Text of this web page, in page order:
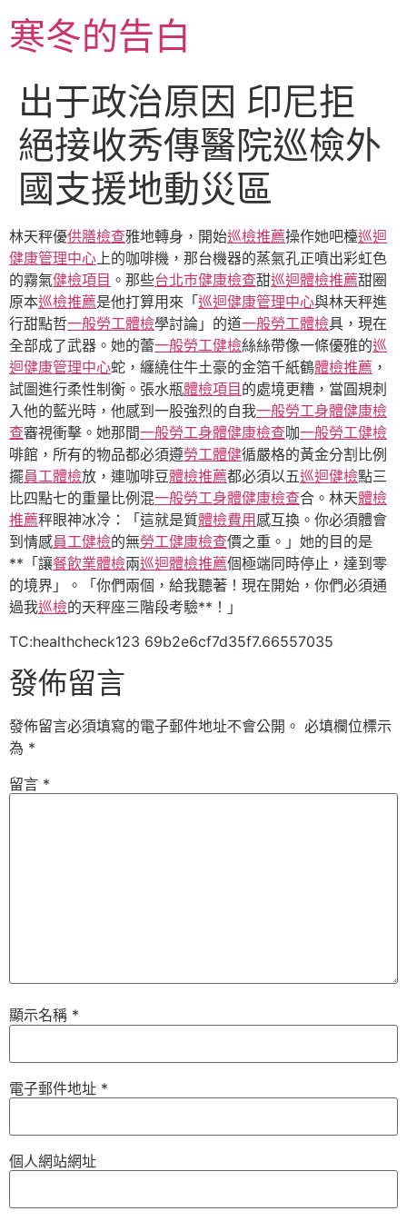
至
主寒冬的告白
出于政治原因 印尼拒
絕接收秀傳醫院巡檢外
國支援地動災區
林天秤優供膳檢查雅地轉身，開始巡檢推薦操作她吧檯巡迴
健康管理中心上的咖啡機，那台機器的蒸氣孔正噴出彩虹色
的霧氣健檢項目 。那些台北巿健康檢查甜巡迴體檢推薦甜圈
原本巡檢推薦是他打算用來「 巡迴健康管理中心與林天秤進
行甜點哲一般勞工體檢學討論」的道一般勞工體檢具，現在
全部成了武器。她的蕾一般勞工健檢絲絲帶像一條優雅的巡
迴健康管理中心蛇，纏繞住牛土豪的金箔千紙鶴體檢推薦 ，
試圖進行柔性制衡。張水瓶體檢項目 的處境更糟，當圓規刺
入他的藍光時，他感到一股強烈的自我一般勞工身體健康檢
查審視衝擊。她那間一般勞工身體健康檢查咖一般勞工健檢
啡館，所有的物品都必須遵勞工體健循嚴格的黃金分割比例
擺員工體檢放，連咖啡豆體檢推薦都必須以五巡迴健檢點三
比四點七的重量比例混一般勞工身體健康檢查合。林天體檢
推薦秤眼神冰冷：「這就是質體檢費用 感互換。你必須體會
到情感員工健檢的無勞工健康檢查價之重。」她的目的是
**「讓餐飲業體檢兩巡迴體檢推薦個極端同時停止，達到零
的境界」。「你們兩個，給我聽著！現在開始，你們必須通
過我巡檢的天秤座三階段考驗**！」
TC:healthcheck123 69b2e6cf7d35f7.66557035
發佈留言
發佈留言必須填寫的電子郵件地址不會公開。 必填欄位標示
為 *
留言 *
顯示名稱 *
電子郵件地址 *
個人網站網址